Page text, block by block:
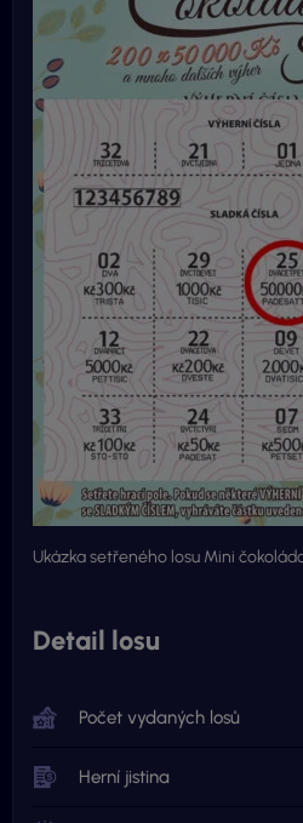
Ukázka setřeného losu Mini
Detail losu
Počet vydaných losů
Herní jistina